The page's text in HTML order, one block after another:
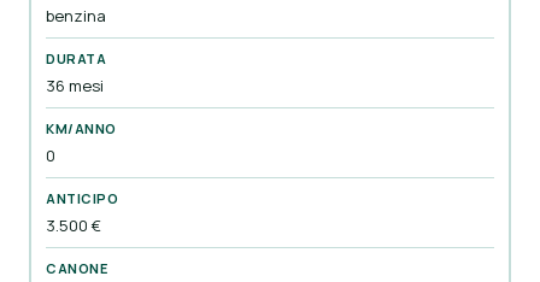
benzina
36 mesi
0
3.500 €